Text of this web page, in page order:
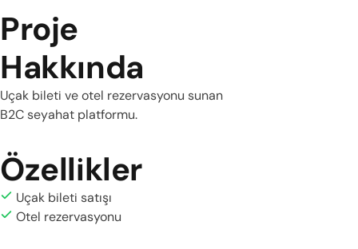
Proje
Hakkında
Uçak bileti ve otel rezervasyonu sunan
B2C seyahat platformu.
Özellikler
Uçak bileti satışı
Otel rezervasyonu